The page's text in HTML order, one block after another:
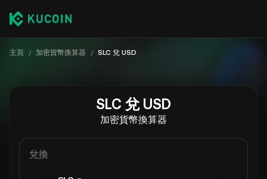
主頁 / 加密貨幣換算器 / SLC 兌 USD
SLC 兌 USD
加密貨幣換算器
兌換